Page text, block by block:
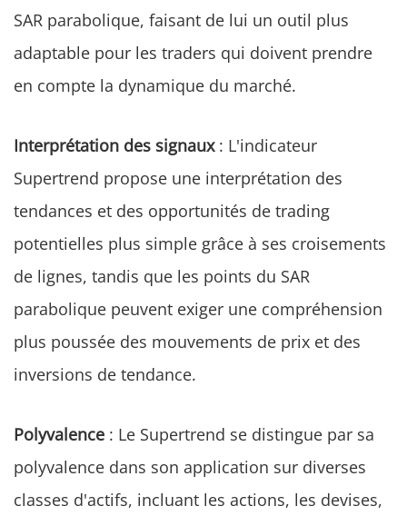
SAR parabolique, faisant de lui un outil plus
adaptable pour les traders qui doivent prendre
en compte la dynamique du marché.
Interprétation des signaux: L'indicateur
Supertrend propose une interprétation des
tendances et des opportunités de trading
potentielles plus simple grâce à ses croisements
de lignes, tandis que les points du SAR
parabolique peuvent exiger une compréhension
plus poussée des mouvements de prix et des
inversions de tendance.
Polyvalence : Le Supertrend se distingue par sa
polyvalence dans son application sur diverses
classes d'actifs, incluant les actions, les devises,